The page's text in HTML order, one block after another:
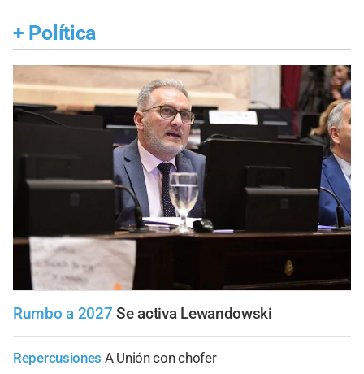
+ Política
Rumbo a 2027 Se activa Lewandowski
Repercusiones A Unión con chofer